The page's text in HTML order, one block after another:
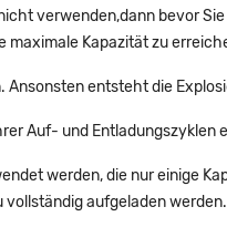
verwenden,dann bevor
maximale Kapazität zu
Ansonsten entsteht die
Auf- und Entladungszyklen
werden, die nur einige
vollständig aufgeladen werden.